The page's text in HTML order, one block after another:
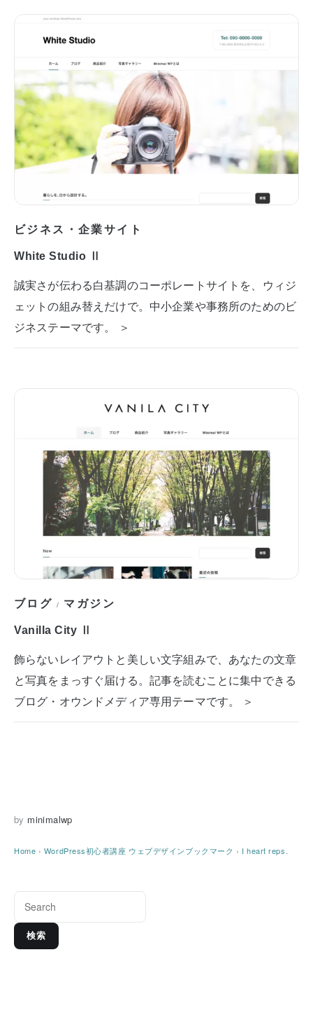
ビジネス・企業サイト
White Studio Ⅱ
誠実さが伝わる白基調のコーポレートサイトを、ウィジ
ェットの組み替えだけで。中小企業や事務所のためのビ
ジネステーマです。 ＞
ブログ / マガジン
Vanilla City Ⅱ
飾らないレイアウトと美しい文字組みで、あなたの文章
と写真をまっすぐ届ける。記事を読むことに集中できる
ブログ・オウンドメディア専用テーマです。 ＞
by minimalwp
Home › WordPress初心者講座 ウェブデザインブックマーク › I heart reps.
検索